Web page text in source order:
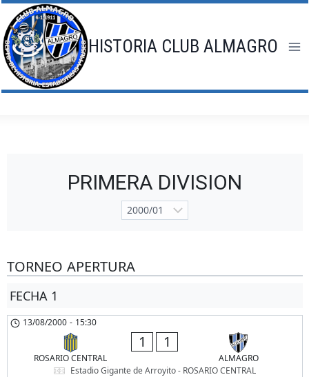
Saltar
al
contenido
HISTORIA CLUB ALMAGRO
PRIMERA DIVISION
TORNEO APERTURA
FECHA 1
13/08/2000 - 15:30
ROSARIO CENTRAL
1 1
ALMAGRO
Estadio Gigante de Arroyito - ROSARIO CENTRAL